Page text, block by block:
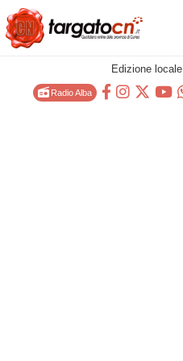
Edizione locale
Radio Alba